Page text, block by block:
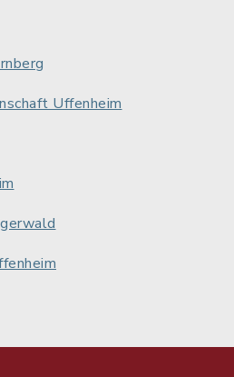
Uffenheim